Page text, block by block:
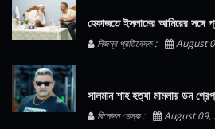
হেফাজতে ইসলামের আমিরের সঙ্গে
নিজস্ব প্রতিবেদক : August
সালমান শাহ হত্যা মামলায় ডন
বিনোদন ডেস্ক : August 09,